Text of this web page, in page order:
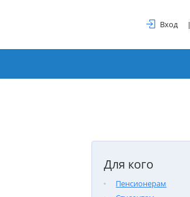
Вход
Для кого
Пенсионерам